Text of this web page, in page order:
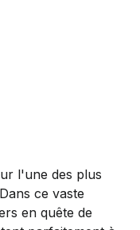
l'une des plus
ce vaste
en quête de